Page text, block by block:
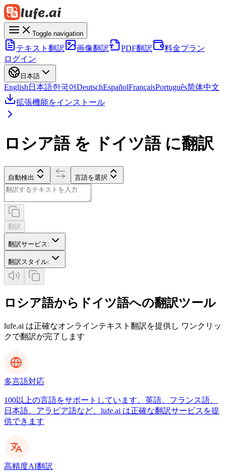
Toggle navigation
テキスト翻訳 画像翻訳 PDF翻訳
料金プラン
ログイン
日本語
English 日本語한국어DeutschEspañolFrançaisPortuguês简体中文
拡張機能をインストール
ロシア語 を ドイツ語 に翻訳
自動検出 言語を選択
翻訳
翻訳サービス :
翻訳スタイル:
ロシア語からドイツ語への翻訳ツール
lufe.ai は正確なオンラインテキスト翻訳を提供し ワンクリッ
クで翻訳が完了します
多言語対応
100以上の言語をサポートしています。英語、フランス語、
日本語、アラビア語など、lufe.ai は正確な翻訳サービスを提
供できます
高精度AI翻訳